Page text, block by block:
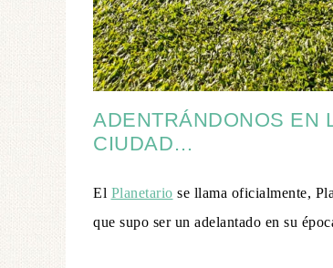
ADENTRÁNDONOS EN
CIUDAD…
El Planetario se llama oficialmente,
que supo ser un adelantado en su